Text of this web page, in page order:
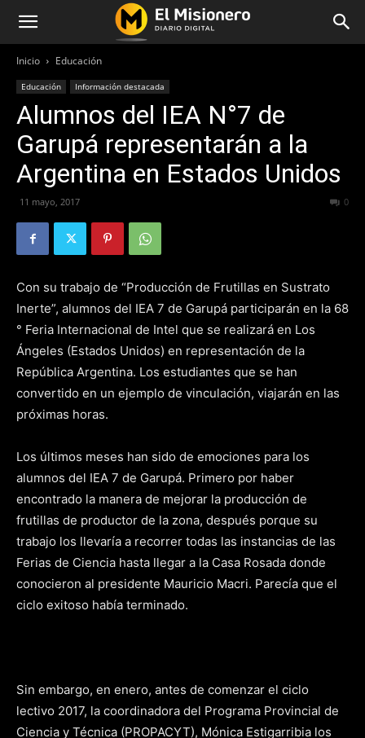
Inicio Educación
Educación Información destacada
Alumnos del IEA N°7 de
Garupá representarán a la
Argentina en Estados Unidos
11 mayo, 2017 0
Con su trabajo de “Producción de Frutillas en Sustrato
Inerte”, alumnos del IEA 7 de Garupá participarán en la 68
° Feria Internacional de Intel que se realizará en Los
Ángeles (Estados Unidos) en representación de la
República Argentina. Los estudiantes que se han
convertido en un ejemplo de vinculación, viajarán en las
próximas horas.
Los últimos meses han sido de emociones para los
alumnos del IEA 7 de Garupá. Primero por haber
encontrado la manera de mejorar la producción de
frutillas de productor de la zona, después porque su
trabajo los llevaría a recorrer todas las instancias de las
Ferias de Ciencia hasta llegar a la Casa Rosada donde
conocieron al presidente Mauricio Macri. Parecía que el
ciclo exitoso había terminado.
Sin embargo, en enero, antes de comenzar el ciclo
lectivo 2017, la coordinadora del Programa Provincial de
Ciencia y Técnica (PROPACYT), Mónica Estigarribia los